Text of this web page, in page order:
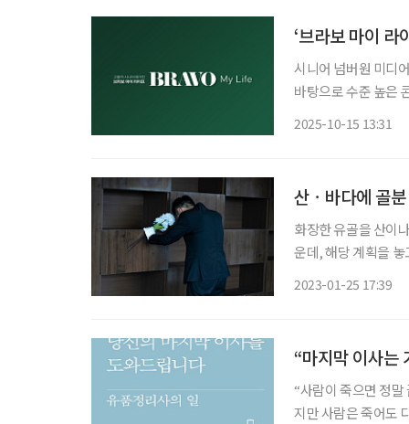
‘브라보 마이 라
시니어 넘버원 미디
바탕으로 수준 높은
2025-10-15 13:31
산ㆍ바다에 골
화장한 유골을 산이
운데, 해당 계획을 놓고 관계자들의
2023-01-25 17:39
“마지막 이사는
“사람이 죽으면 정
지만 사람은 죽어도